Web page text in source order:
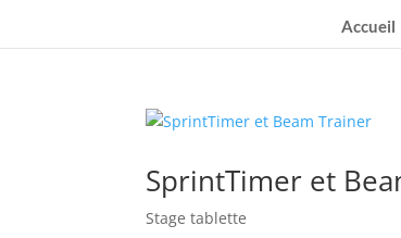
Accueil
SprintTimer et
Stage tablette